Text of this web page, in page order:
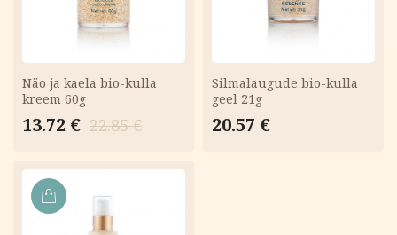
Näo ja kaela bio-kulla
kreem 60g
22.85€
Algne
22.85 €.
13.72 €
Current
13.72 €.
Silmalaugude bio-kulla
geel 21g
20.57 €
LISA
KORVI